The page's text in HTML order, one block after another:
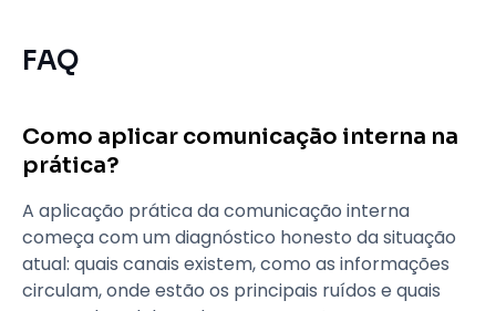
FAQ
Como aplicar comunicação interna na
prática?
A aplicação prática da comunicação interna
começa com um diagnóstico honesto da situação
atual: quais canais existem, como as informações
circulam, onde estão os principais ruídos e quais